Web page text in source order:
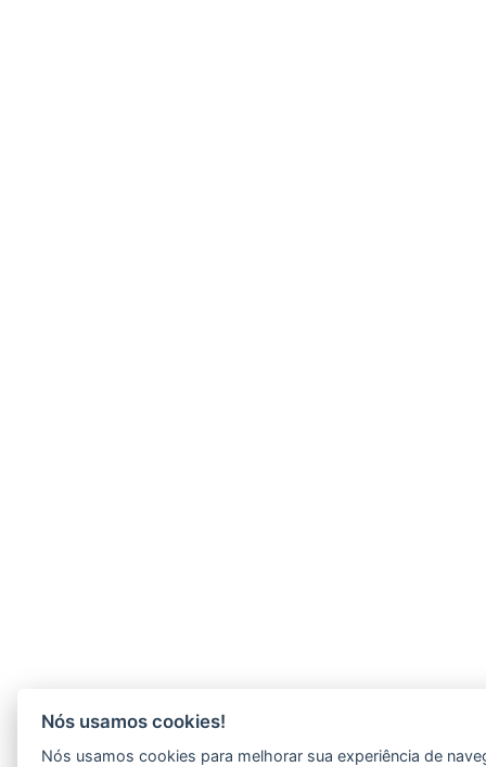
Nós usamos cookies!
Nós usamos cookies para melhorar sua experiência de